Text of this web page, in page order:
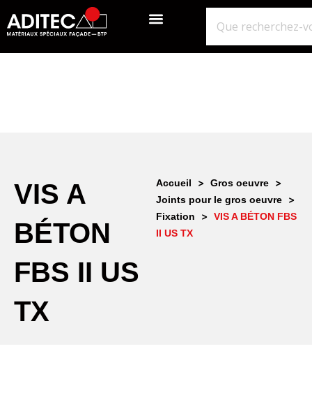
VIS A
BÉTON
FBS II US
TX
Accueil > Gros oeuvre >
Joints pour le gros oeuvre >
Fixation >
VIS A BÉTON FBS
II US TX